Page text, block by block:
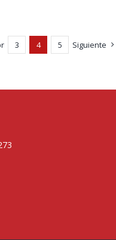
3 4 5 Siguiente